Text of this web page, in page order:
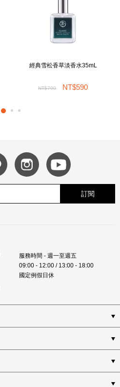
經典雪松香草淡香水35mL
NT$790 NT$590
訂閱
服務時間 - 週一至週五
09:00 - 12:00 / 13:00 - 18:00
國定例假日休